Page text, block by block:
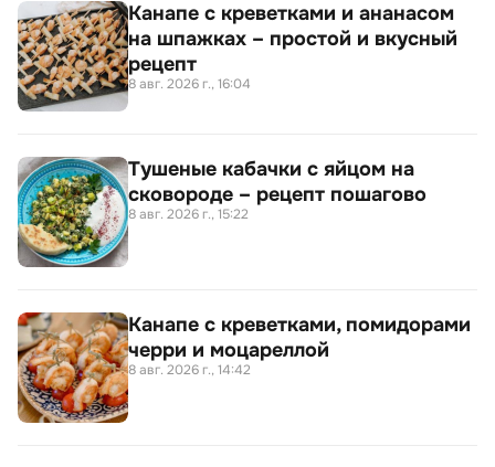
Канапе с креветками и ананасом
на шпажках – простой и вкусный
рецепт
8 авг. 2026 г., 16:04
Тушеные кабачки с яйцом на
сковороде – рецепт пошагово
8 авг. 2026 г., 15:22
Канапе с креветками, помидорами
черри и моцареллой
8 авг. 2026 г., 14:42